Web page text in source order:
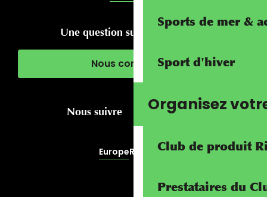
Sports de mer &
Sport d'hiver
Organisez
Club de produit
Prestataires du
Une question sur votre séjour ?
Nous contacter
Nous suivre
EuropeRivierALP